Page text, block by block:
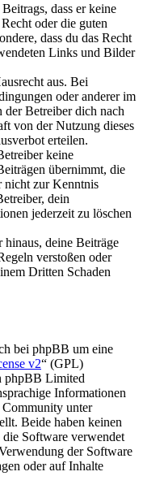
dass er keine
oder die guten
dass du das Recht
Links und Bilder
aus. Bei
oder anderer im
Betreiber dich nach
von der Nutzung dieses
erteilen.
keine
übernimmt, die
nicht zur Kenntnis
dein
jederzeit zu löschen
hinaus, deine Beiträge
verstoßen oder
Dritten Schaden
bei phpBB um eine
v2“ (GPL)
phpBB Limited
Informationen
Community unter
Beide haben keinen
Software verwendet
der Software
oder auf Inhalte